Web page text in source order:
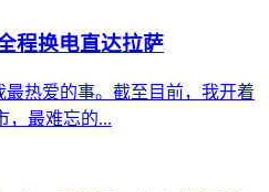
程换电直达拉萨
最热爱的事。截至目前，我开着
，最难忘的...